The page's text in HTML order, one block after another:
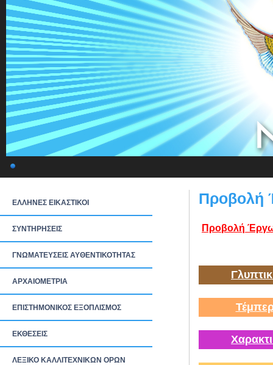
ΕΛΛΗΝΕΣ ΕΙΚΑΣΤΙΚΟΙ
ΣΥΝΤΗΡΗΣΕΙΣ
ΓΝΩΜΑΤΕΥΣΕΙΣ ΑΥΘΕΝΤΙΚΟΤΗΤΑΣ
ΑΡΧΑΙΟΜΕΤΡΙΑ
ΕΠΙΣΤΗΜΟΝΙΚΟΣ ΕΞΟΠΛΙΣΜΟΣ
ΕΚΘΕΣΕΙΣ
ΛΕΞΙΚΟ ΚΑΛΛΙΤΕΧΝΙΚΩΝ ΟΡΩΝ
Προβολή
Προβολή